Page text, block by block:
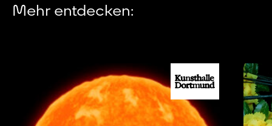
Mehr entdecken: